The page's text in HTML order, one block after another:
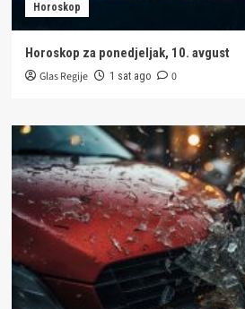
Horoskop
Horoskop za ponedjeljak, 10. avgust
Glas Regije 1 sat ago 0